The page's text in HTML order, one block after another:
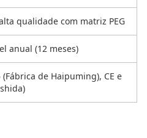
qualidade com matriz PEG
anual (12 meses)
(Fábrica de Haipuming), CE e